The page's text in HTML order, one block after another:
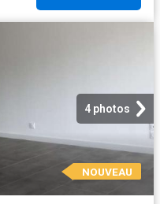
4 photos
NOUVEAU